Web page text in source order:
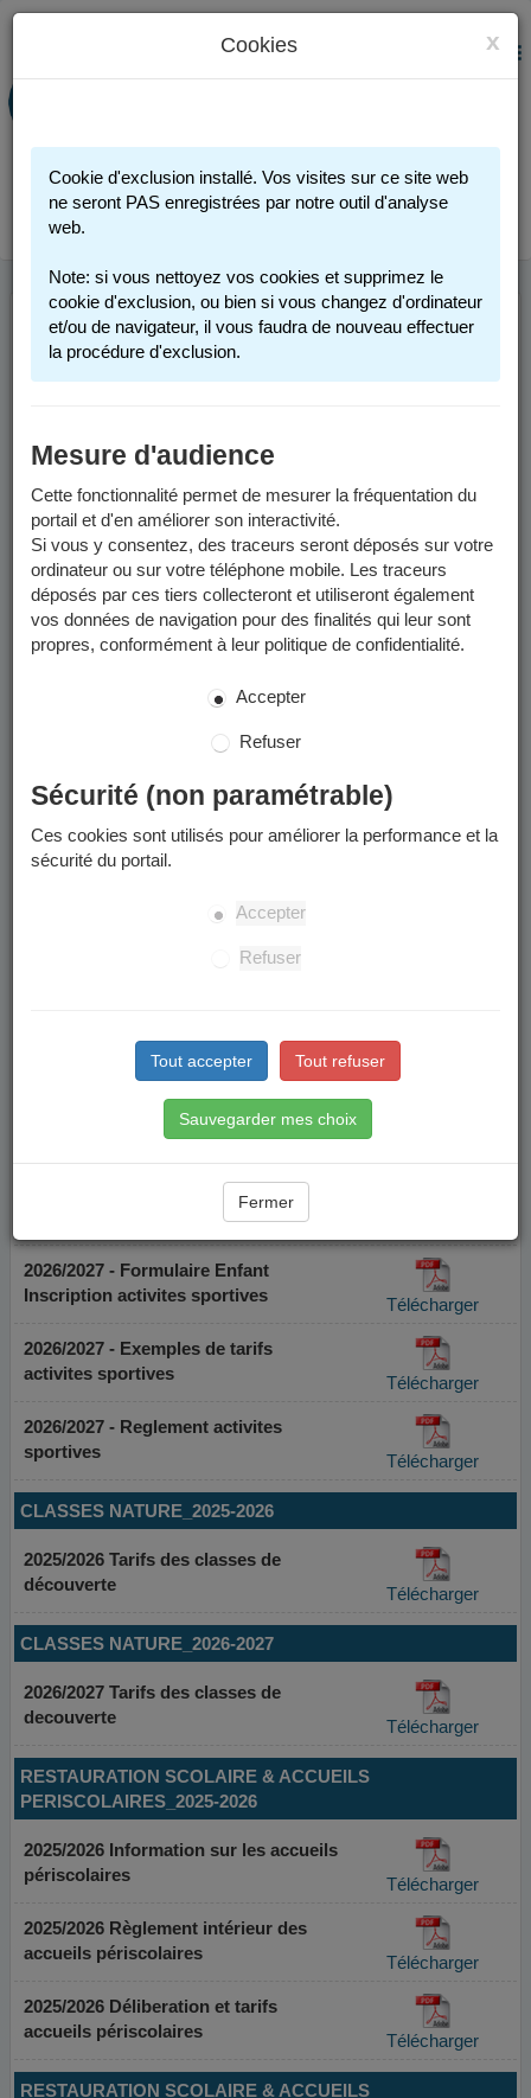
PORTAIL FAMILLE
Connexion
MENU
x
Cookies
Cookie d'exclusion installé. Vos visites sur ce site web
ne seront PAS enregistrées par notre outil d'analyse
web.
Note: si vous nettoyez vos cookies et supprimez le
cookie d'exclusion, ou bien si vous changez d'ordinateur
et/ou de navigateur, il vous faudra de nouveau effectuer
la procédure d'exclusion.
Mesure d'audience
Cette fonctionnalité permet de mesurer la fréquentation du
portail et d'en améliorer son interactivité.
Si vous y consentez, des traceurs seront déposés sur votre
ordinateur ou sur votre téléphone mobile. Les traceurs
déposés par ces tiers collecteront et utiliseront également
vos données de navigation pour des finalités qui leur sont
propres, conformément à leur politique de confidentialité.
Accepter
Refuser
Sécurité (non paramétrable)
Ces cookies sont utilisés pour améliorer la performance et la
sécurité du portail.
Accepter
Refuser
Tout accepter Tout refuser
Sauvegarder mes choix
Fermer